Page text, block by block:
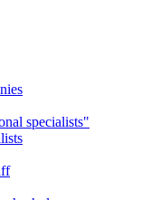
specialists"